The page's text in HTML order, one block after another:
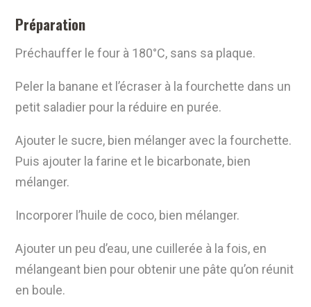
Préparation
Préchauffer le four à 180°C, sans sa plaque.
Peler la banane et l’écraser à la fourchette dans un
petit saladier pour la réduire en purée.
Ajouter le sucre, bien mélanger avec la fourchette.
Puis ajouter la farine et le bicarbonate, bien
mélanger.
Incorporer l’huile de coco, bien mélanger.
Ajouter un peu d’eau, une cuillerée à la fois, en
mélangeant bien pour obtenir une pâte qu’on réunit
en boule.